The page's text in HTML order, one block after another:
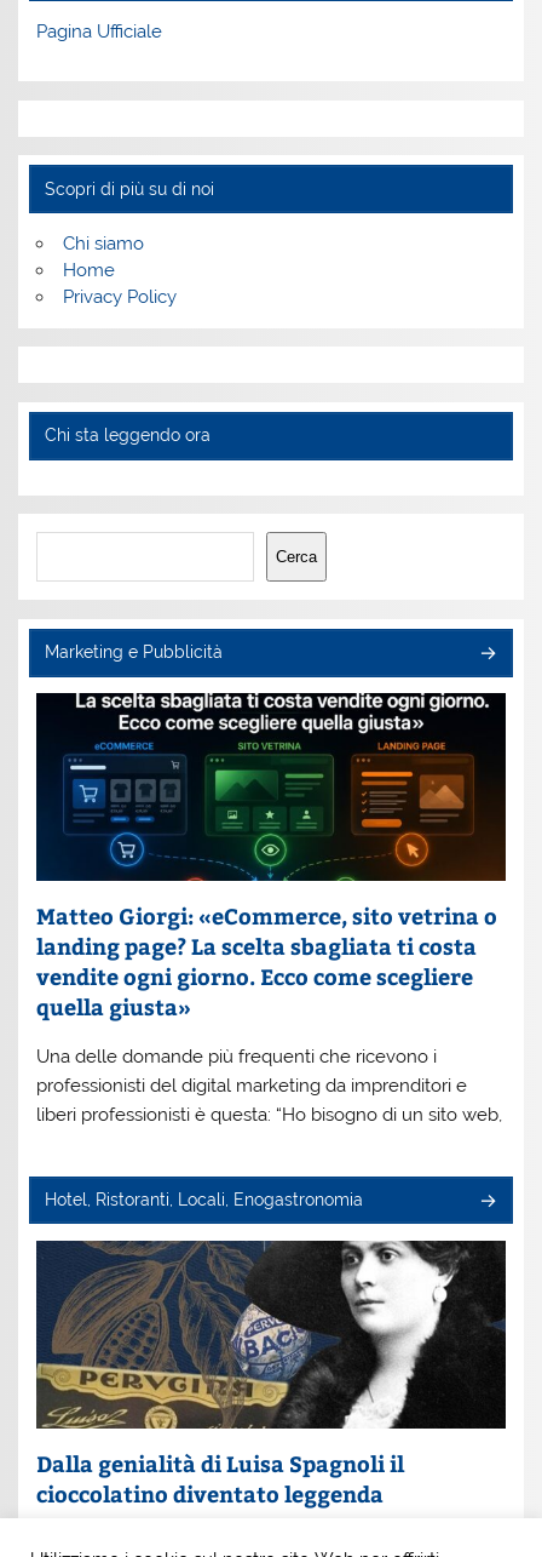
Pagina Ufficiale
Scopri di più su di noi
Chi siamo
Home
Privacy Policy
Chi sta leggendo ora
Cerca
Cerca
Marketing e Pubblicità
Matteo Giorgi: «eCommerce, sito vetrina o
landing page? La scelta sbagliata ti costa
vendite ogni giorno. Ecco come scegliere
quella giusta»
Una delle domande più frequenti che ricevono i
professionisti del digital marketing da imprenditori e
liberi professionisti è questa: “Ho bisogno di un sito web,
Hotel, Ristoranti, Locali, Enogastronomia
Dalla genialità di Luisa Spagnoli il
cioccolatino diventato leggenda